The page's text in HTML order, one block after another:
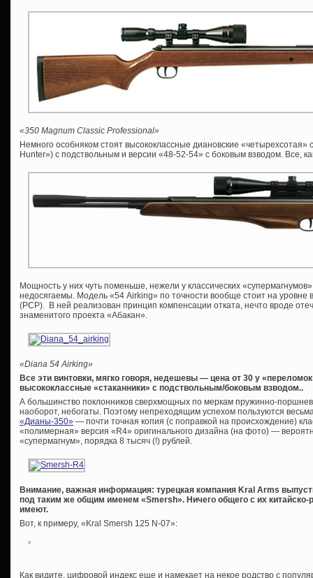
«350 Magnum Classic Professional»
Немного особняком стоят высококлассные диановские
Hunter») с подствольным и версии «48-52-54» c боковым взводом. Все,
Мощность у них чуть поменьше, нежели у классических
недосягаемы. Модель «54 Airking» по точности вообще стоит на уровне
(PCP). В ней реализован принцип компенсации отката, нечто вроде
знаменитого проекта «Абакан».
«Diana 54 Airking»
Все эти винтовки, мягко говоря, недешевы — цена от 30 у
высококлассные «стаканники» с подствольным/боковым взводом..
А большинство поклонников сверхмощных по меркам пружинно-
наоборот, небогаты. Поэтому непреходящим успехом пользуются
«Дианы-350» — почти точная копия (с поправкой на происхождение)
«полимерная» версия «R4» оригинального дизайна (на фото) —
«супермагнум», порядка 8 тысяч (!) рублей.
Внимание, важная информация: турецкая компания Kral Arms
под таким же общим именем «Smersh». Ничего общего с их
имеют.
Вот, к примеру, «Kral Smersh 125 N-07»:
Как видите, цифровой индекс еще и намекает на некое родство с